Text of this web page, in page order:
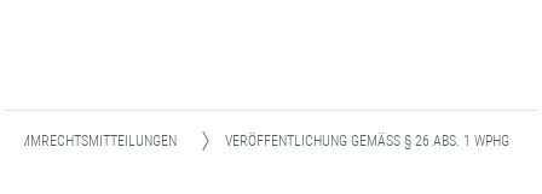
STIMMRECHTSMITTEILUNGEN VERÖFFENTLICHUNG GEMÄSS § 26 ABS. 1 WPHG